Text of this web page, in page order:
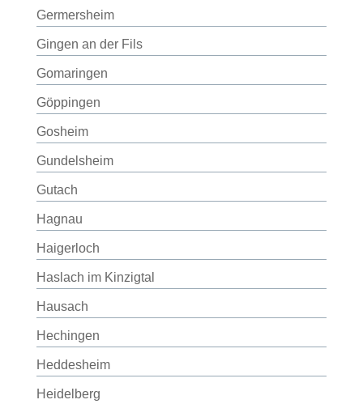
Germersheim
Gingen an der Fils
Gomaringen
Göppingen
Gosheim
Gundelsheim
Gutach
Hagnau
Haigerloch
Haslach im Kinzigtal
Hausach
Hechingen
Heddesheim
Heidelberg